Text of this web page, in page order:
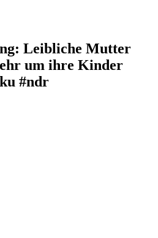
Leibliche Mutter
um ihre Kinder
#ndr